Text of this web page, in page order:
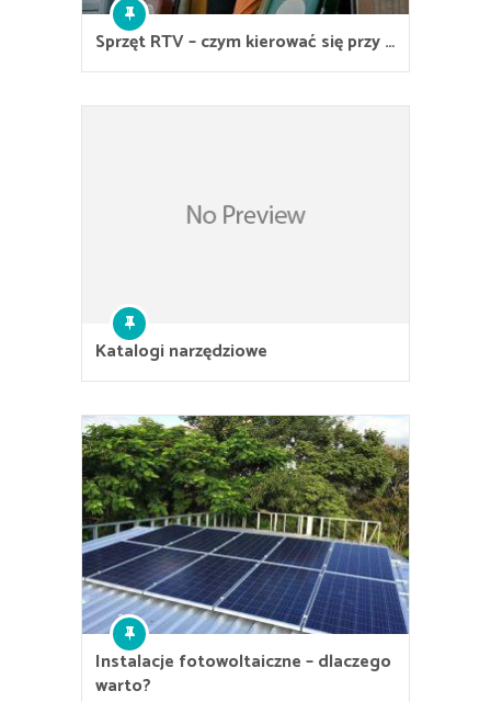
Sprzęt RTV – czym kierować się przy …
Katalogi narzędziowe
Instalacje fotowoltaiczne – dlaczego
warto?